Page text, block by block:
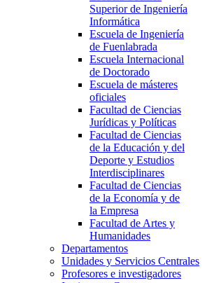
Superior de Ingeniería
Informática
Escuela de Ingeniería
de Fuenlabrada
Escuela Internacional
de Doctorado
Escuela de másteres
oficiales
Facultad de Ciencias
Jurídicas y Políticas
Facultad de Ciencias
de la Educación y del
Deporte y Estudios
Interdisciplinares
Facultad de Ciencias
de la Economía y de
la Empresa
Facultad de Artes y
Humanidades
Departamentos
Unidades y Servicios Centrales
Profesores e investigadores